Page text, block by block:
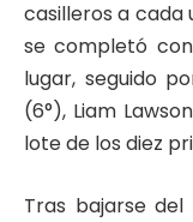
casilleros a cada
se completó
lugar, seguido
(6°), Liam
lote de los diez
Tras bajarse